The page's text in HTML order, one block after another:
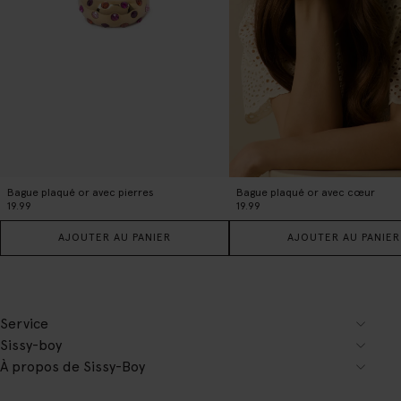
Bague plaqué or avec pierres
19.99
AJOUTER AU PANIER
Bague plaqué or avec cœur
19.99
AJOUTER AU PANIER
Service
Sissy-boy
À propos de Sissy-Boy